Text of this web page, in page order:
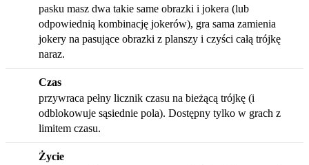
pasku masz dwa takie same obrazki i jokera (lub
odpowiednią kombinację jokerów), gra sama zamienia
jokery na pasujące obrazki z planszy i czyści całą trójkę
naraz.
Czas
przywraca pełny licznik czasu na bieżącą trójkę (i
odblokowuje sąsiednie pola). Dostępny tylko w grach z
limitem czasu.
Życie